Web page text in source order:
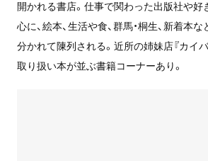
開かれる書店。仕事で関わった出版社や好
心に、絵本、生活や食、群馬・桐生、新着本
分かれて陳列される。近所の姉妹店『カイ
取り扱い本が並ぶ書籍コーナーあり。